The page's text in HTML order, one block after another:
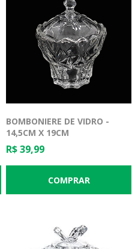
BOMBONIERE DE VIDRO -
14,5CM X 19CM
R$ 39,99